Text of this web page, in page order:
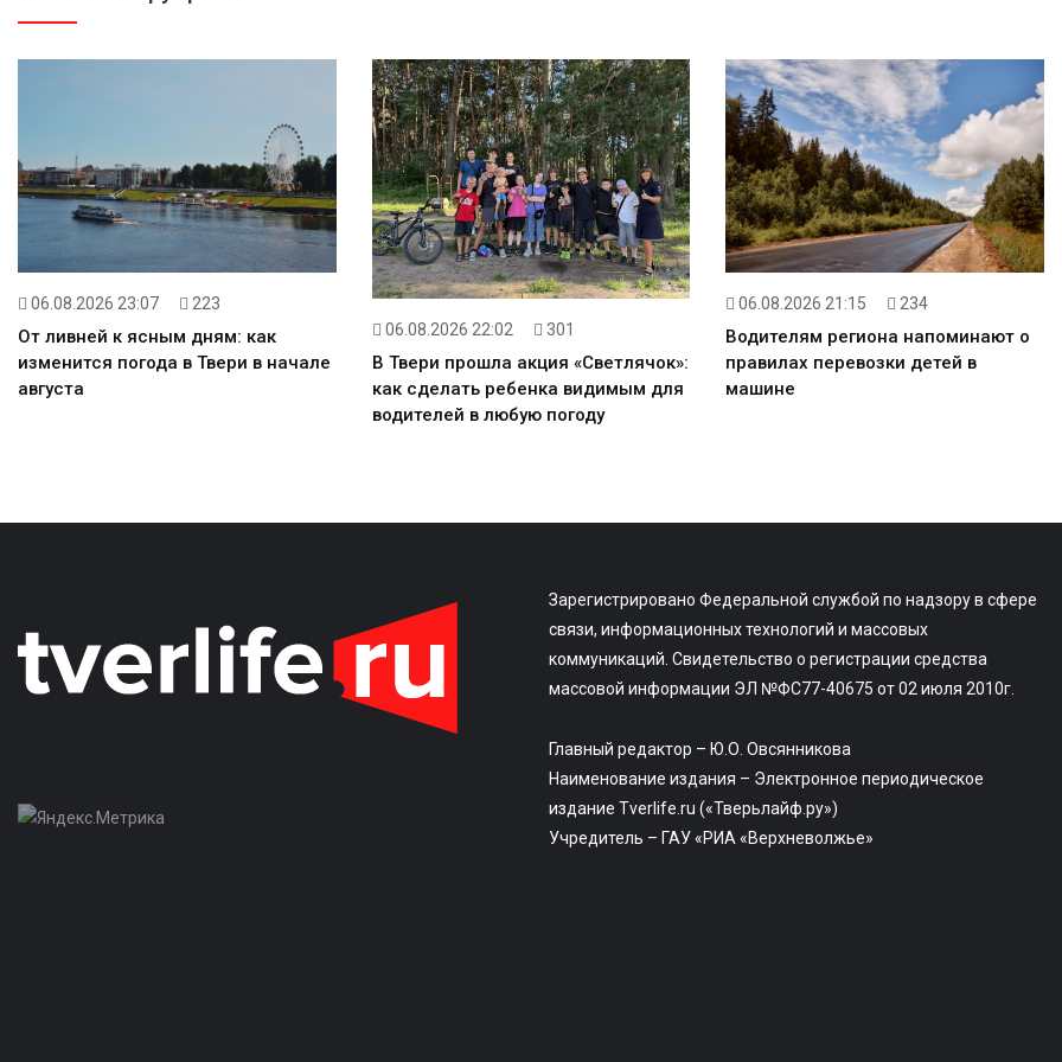
06.08.2026 23:07 223
От ливней к ясным дням: как
изменится погода в Твери в начале
августа
06.08.2026 22:02 301
В Твери прошла акция «Светлячок»:
как сделать ребенка видимым для
водителей в любую погоду
06.08.2026 21:15 234
Водителям региона напоминают о
правилах перевозки детей в
машине
Зарегистрировано Федеральной службой по надзору в сфере
связи, информационных технологий и массовых
коммуникаций. Свидетельство о регистрации средства
массовой информации ЭЛ №ФС77-40675 от 02 июля 2010г.
Главный редактор – Ю.О. Овсянникова
Наименование издания – Электронное периодическое
издание Tverlife.ru («Тверьлайф.ру»)
Учредитель – ГАУ «РИА «Верхневолжье»